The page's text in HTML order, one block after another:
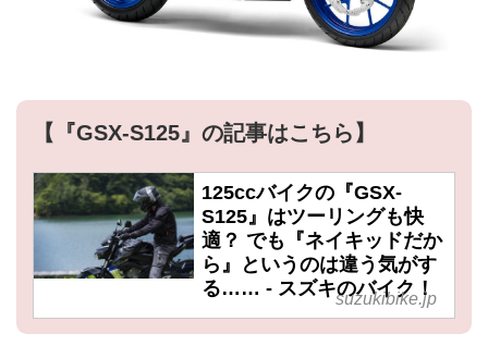
【『GSX-S125』の記事はこちら】
125ccバイクの『GSX-
S125』はツーリングも快
適？ でも『ネイキッドだか
ら』というのは違う気がす
る…… - スズキのバイク！
suzukibike.jp